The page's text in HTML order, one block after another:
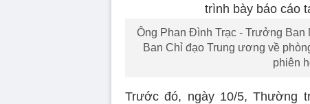
Ông Phan Đình Trạc - Trưởng
Ban Chỉ đạo Trung ương về
phiên
Trước đó, ngày 10/5, Thường